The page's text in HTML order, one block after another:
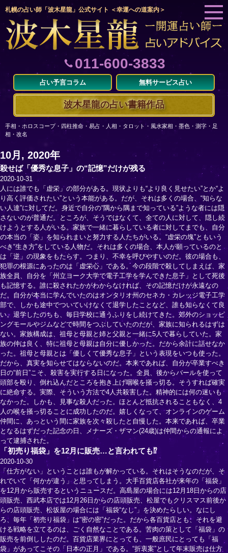
札幌の占い師「波木星龍」公式サイト ＜幸運への道案内＞
011-600-3833
占い予言コラム 無料サービス占い
波木星龍の占い書籍作品
手相・ホロスコープ・四柱推命・易占・人相・タロット・風水家相・墨色・測字・足
相・改名
10月, 2020年
殺せば「優秀な息子」の“記憶”だけが残る
2020-10-31
人には誰でも「虚栄」の部分がある。現状よりも“より良く見せたい”とか“よ
り高く評価されたい”という本能がある。だが、それは多くの場合、“知らな
い人達”に対してだ。身近で自分の“隅から隅まで知っている”ような者には隠
さないのが普通だ。ところが、そうではなくて、全ての人に対して、隠し続
けようとする人がいる。家族で一緒に暮らしている者に対してまでも、自分
の本当の「姿」を知られまいと努力する人たちがいる。“虚栄の塊”ともいう
べき“生き方”をしている人物だ。それは多くの場合、本人が願っているのと
は「逆」の現象をもたらす。つまり、不幸を呼びやすいのだ。彼の場合も、
犯罪の根源にあったのは「虚栄心」である。今の段階で殺してしまえば、家
族全員、自分を「州立ヨーク大学で電子工学を学んできた息子」として死後
も記憶する。誰に殺されたかがわからなければ、その記憶だけが永遠なの
だ。自分が本当に学んでいたのはオンタリオ州のセネカ・カレッジ電子工学
部で、しかも途中でついていけなくて退学したことなど、誰も知らなくて良
い。退学したのちも、毎日学校に通うふりをし続けてきた。郊外のショッピ
ングモールやジムなどで時間をつぶしていたのだが、家族に知られるはずは
ない。家族構成は、祖母と母親と姉と父親と一緒に5人で暮らしていた。家
族の仲は良く、特に祖母と母親は自分に優しかった。だから余計に話せなか
った。祖母と母親とは「優しくて優秀な息子」という表現をいつも使った。
だから、真実を知らせてはならないのだ。本来であれば、自分が卒業すべき
日の“前日”こそ、殺害を実行する日になった。全員、後からバールを使って
頭部を殴り、倒れ込んだところを抱き上げ咽喉を掻っ切る。そうすれば確実
に絶命する。実際、そういう方法で4人共殺害した。精神的には何の迷いも
なかった。しかも、見事な殺人だった。ほとんど抵抗されることもなく、4
人の喉を掻っ切ることに成功したのだ。嬉しくなって、オンラインのゲーム
仲間に、あっという間に家族を次々殺したと自慢した。本来であれば、卒業
となるはずだった記念の日、メナーズ・ザマン(24歳)は仲間からの通報によ
って逮捕された。
「初売り福袋」を12月に販売…と言われても⁉
2020-10-30
「仕方がない」ということは誰もが解かっている。それはそうなのだが、そ
れでいて「何かが違う」と思ってしまう。大手百貨店各社が来年の「福袋」
を12月から販売するというニュースだ。高島屋の場合には12月18日からの店
頭販売、西武本店では12月26日からの店頭販売、松屋でもクリスマス前後か
らの店頭販売、松坂屋の場合には「福袋“なし”」を決めたらしい。なにし
ろ、毎年「初売り福袋」は“密の密”だった。だから各百貨店とも、それを避
ける戦略を立てるのは、ごく自然なことである。苦肉の策として「福袋」の
販売を前倒ししたのだ。百貨店業界にとっても、一般庶民にとっても「福
袋」があってこその「日本の正月」である。“折衷案”として年末販売は仕方